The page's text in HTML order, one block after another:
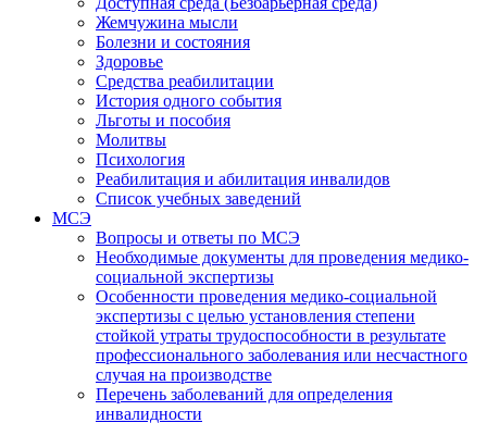
Жемчужина мысли
Болезни и состояния
Здоровье
Средства реабилитации
История одного события
Льготы и пособия
Молитвы
Психология
Реабилитация и абилитация инвалидов
Список учебных заведений
МСЭ
Вопросы и ответы по МСЭ
Необходимые документы для проведения медико-
социальной экспертизы
Особенности проведения медико-социальной
экспертизы с целью установления степени
стойкой утраты трудоспособности в результате
профессионального заболевания или несчастного
случая на производстве
Перечень заболеваний для определения
инвалидности